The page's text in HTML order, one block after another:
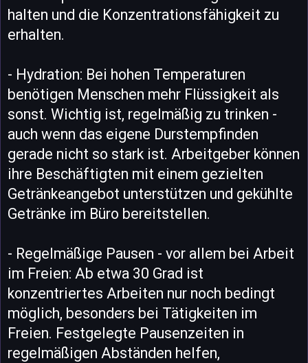
halten und die Konzentrationsfähigkeit zu
erhalten.
- Hydration: Bei hohen Temperaturen
benötigen Menschen mehr Flüssigkeit als
sonst. Wichtig ist, regelmäßig zu trinken -
auch wenn das eigene Durstempfinden
gerade nicht so stark ist. Arbeitgeber können
ihre Beschäftigten mit einem gezielten
Getränkeangebot unterstützen und gekühlte
Getränke im Büro bereitstellen.
- Regelmäßige Pausen - vor allem bei Arbeit
im Freien: Ab etwa 30 Grad ist
konzentriertes Arbeiten nur noch bedingt
möglich, besonders bei Tätigkeiten im
Freien. Festgelegte Pausenzeiten in
regelmäßigen Abständen helfen,